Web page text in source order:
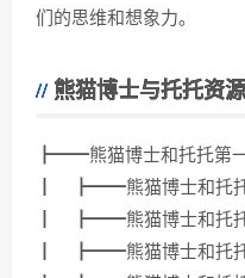
们的思维和想象力。
熊猫博士与托托资源
┣━━熊猫博士和托托第
┃ ┣━━熊猫博士和托托
┃ ┣━━熊猫博士和托托
┃ ┣━━熊猫博士和托托